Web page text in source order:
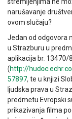
narušavanje
ovom slučaju?
Jedan od odgovora
u Strazburu u
aplikacija br. 13470/
(http://
57897, te u knjizi
ljudska prava u
predmetu Evropski
prikazivanja filma